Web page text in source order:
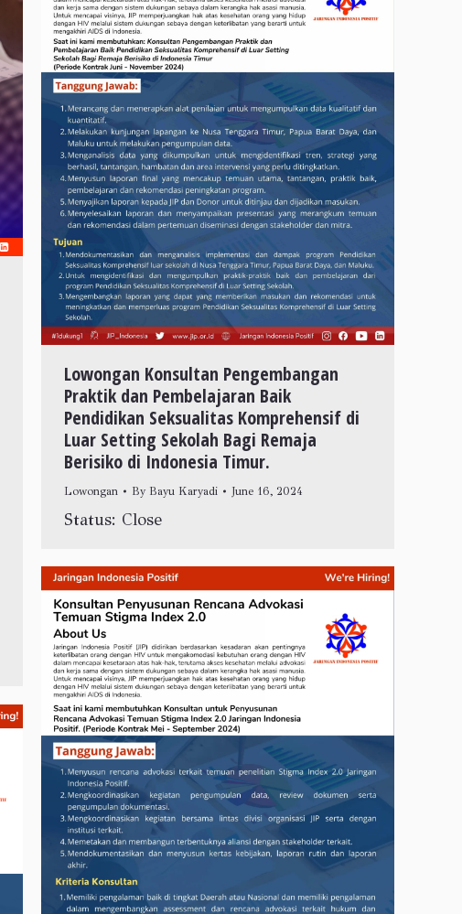
Lowongan Konsultan Pengembangan
Praktik dan Pembelajaran Baik
Pendidikan Seksualitas Komprehensif di
Luar Setting Sekolah Bagi Remaja
Berisiko di Indonesia Timur.
Lowongan By Bayu Karyadi June 16, 2024
Status: Close